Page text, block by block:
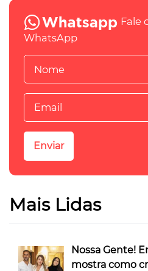
Fale
WhatsApp
Mais Lidas
Nossa Gente!
mostra como